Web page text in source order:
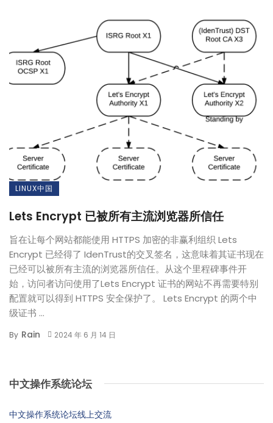
LINUX中国
Lets Encrypt 已被所有主流浏览器所信任
旨在让每个网站都能使用 HTTPS 加密的非赢利组织 Lets
Encrypt 已经得了 IdenTrust的交叉签名，这意味着其证书现在
已经可以被所有主流的浏览器所信任。从这个里程碑事件开
始，访问者访问使用了Lets Encrypt 证书的网站不再需要特别
配置就可以得到 HTTPS 安全保护了。 Lets Encrypt 的两个中
级证书 ...
By Rain 2024 年 6 月 14 日
中文操作系统论坛
中文操作系统论坛线上交流